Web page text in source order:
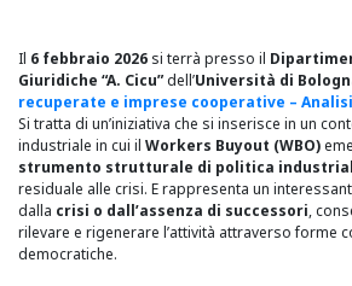
Il 6 febbraio 2026 si terrà presso il
Giuridiche “A. Cicu”dell’Università di
recuperate e imprese cooperative –
Si tratta di un’iniziativa che si inserisce in un
industriale in cui il Workers Buyout (WBO)
strumento strutturale di politica
residuale alle crisi. E rappresenta un
dalla crisi o dall’assenza di successori,
rilevare e rigenerare l’attività attraverso forme
democratiche.